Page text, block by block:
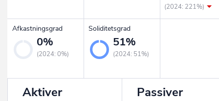
(2024: 221%)
Afkastningsgrad
0%
(2024: 0%)
Soliditetsgrad
51%
(2024: 51%)
Aktiver Passiver